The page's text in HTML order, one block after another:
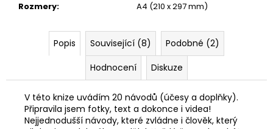
Rozmery: A4 (210 x 297 mm)
Popis Související (8)
Podobné (2)
Hodnocení
Diskuze
V této knize uvádím 20 návodů (účesy a doplňky).
Připravila jsem fotky, text a dokonce i videa!
Nejjednodušší návody, které zvládne i člověk, který